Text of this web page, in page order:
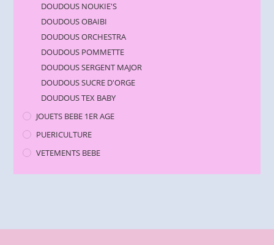
DOUDOUS NOUKIE'S
DOUDOUS OBAIBI
DOUDOUS ORCHESTRA
DOUDOUS POMMETTE
DOUDOUS SERGENT MAJOR
DOUDOUS SUCRE D'ORGE
DOUDOUS TEX BABY
JOUETS BEBE 1ER AGE
PUERICULTURE
VETEMENTS BEBE